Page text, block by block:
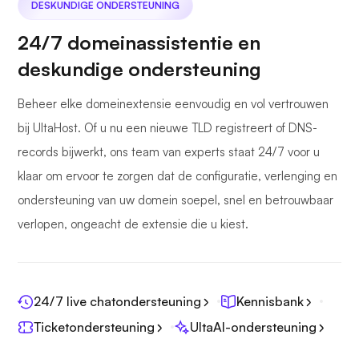
DESKUNDIGE ONDERSTEUNING
24/7 domeinassistentie en
deskundige ondersteuning
Beheer elke domeinextensie eenvoudig en vol vertrouwen
bij UltaHost. Of u nu een nieuwe TLD registreert of DNS-
records bijwerkt, ons team van experts staat 24/7 voor u
klaar om ervoor te zorgen dat de configuratie, verlenging en
ondersteuning van uw domein soepel, snel en betrouwbaar
verlopen, ongeacht de extensie die u kiest.
24/7 live chatondersteuning
Kennisbank
Ticketondersteuning
UltaAI-ondersteuning